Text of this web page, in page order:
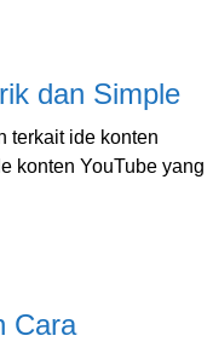
dan Simple
terkait ide konten
konten YouTube yang
Cara